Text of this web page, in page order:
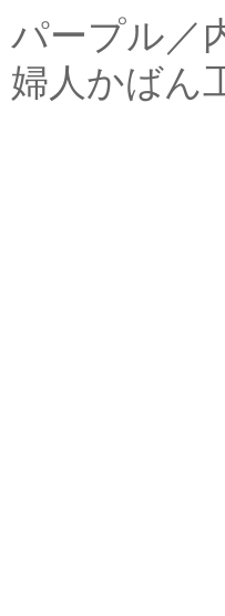
パープル／
婦人かばん